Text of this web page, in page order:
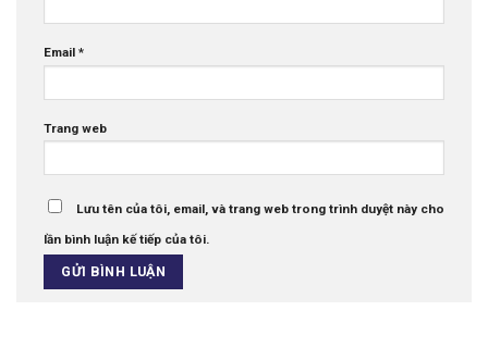
Email *
Trang web
Lưu tên của tôi, email, và trang web trong trình duyệt này cho
lần bình luận kế tiếp của tôi.